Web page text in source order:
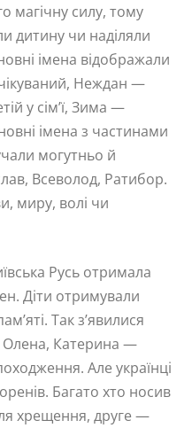
магічну силу, тому
дитину чи наділяли
імена відображали
Неждан —
у сім’ї, Зима —
імена з частинами
могутньо й
Всеволод, Ратибор.
миру, волі чи
Русь отримала
Діти отримували
Так з’явилися
Олена, Катерина —
Але українці
Багато хто носив
хрещення, друге —